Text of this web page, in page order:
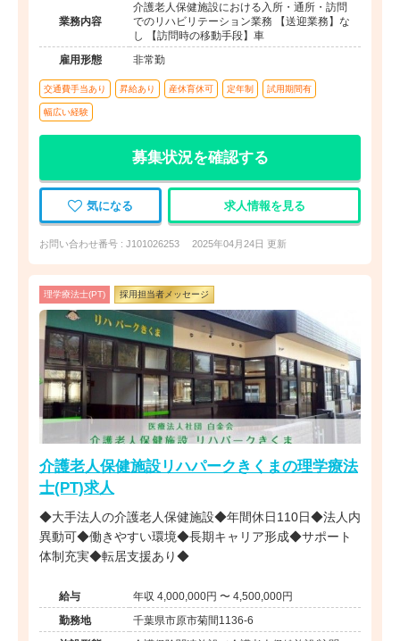
業務内容
介護老人保健施設における入所・通所・訪問
でのリハビリテーション業務 【送迎業務】な
し 【訪問時の移動手段】車
雇用形態
非常勤
交通費手当あり 昇給あり 産休育休可 定年制 試用期間有
幅広い経験
募集状況を確認する
気になる 求人情報を見る
お問い合わせ番号 : J101026253 2025年04月24日 更新
理学療法士(PT) 採用担当者メッセージ
介護老人保健施設リハパークきくまの理学療法
士(PT)求人
◆大手法人の介護老人保健施設◆年間休日110日◆法人内
異動可◆働きやすい環境◆長期キャリア形成◆サポート
体制充実◆転居支援あり◆
給与
年収 4,000,000円 〜 4,500,000円
勤務地
千葉県市原市菊間1136-6